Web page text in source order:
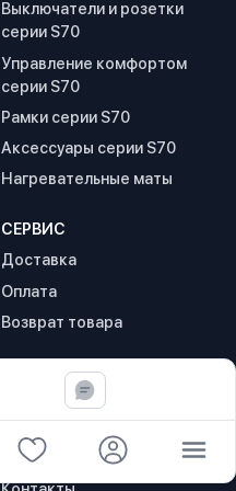
Выключатели и розетки
серии S70
Управление комфортом
серии S70
Рамки серии S70
Аксессуары серии S70
Нагревательные маты
СЕРВИС
Доставка
Оплата
Возврат товара
КОМПАНИЯ
О компании
Реквизиты